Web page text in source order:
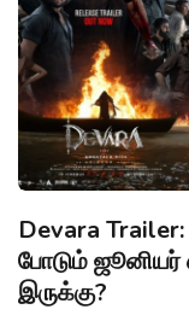
Devara
போடும் ஜூனியர்
இருக்கு?